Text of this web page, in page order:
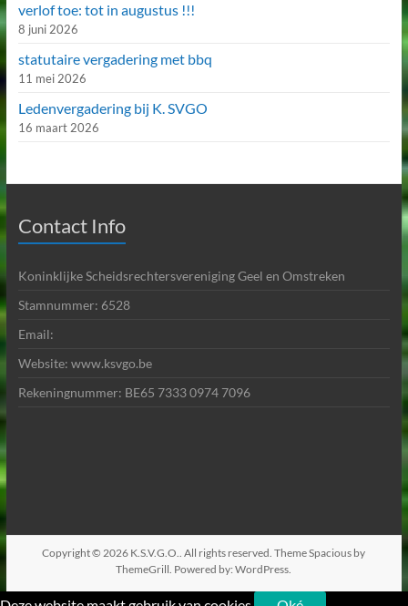
verlof toe: tot in augustus !!!
8 juni 2026
statutaire vergadering met bbq
11 mei 2026
Ledenvergadering bij K. SVGO
16 maart 2026
Contact Info
Koninklijke Scheidsrechtersvereniging Geel en Omstreken
Stamnummer: 6528
Email:
Website: www.ksvgo.be
Rekeningnummer: BE65 7333 0974 7096
Copyright © 2026 K.S.V.G.O.. All rights reserved. ThemeSpacious by
ThemeGrill. Powered by:WordPress.